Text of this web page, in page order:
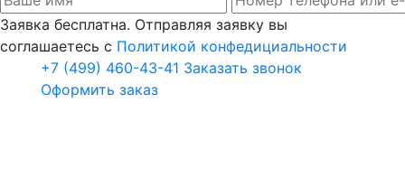
Заявка бесплатна. Отправляя заявку вы
соглашаетесь с Политикой конфедициальности
+7 (499) 460-43-41 Заказать звонок
Оформить заказ